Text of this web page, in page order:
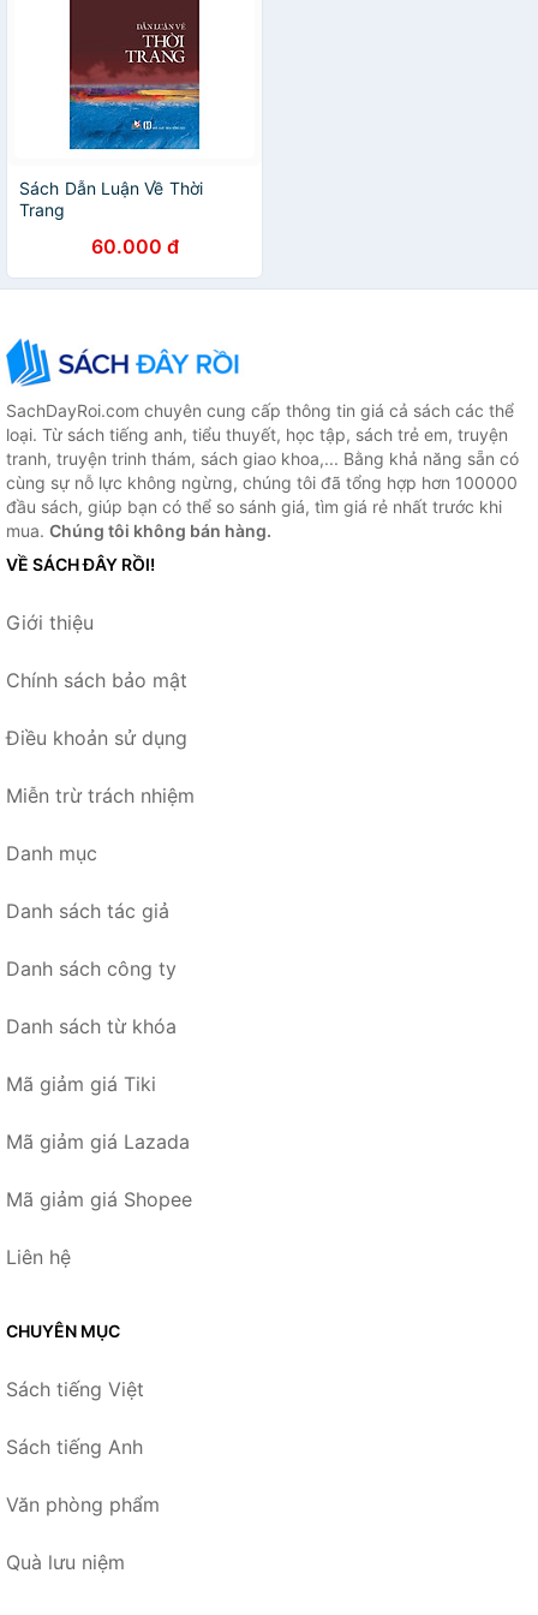
Sách Dẫn Luận Về Thời
Trang
60.000 đ
SachDayRoi.com chuyên cung cấp thông tin giá cả sách các thể
loại. Từ sách tiếng anh, tiểu thuyết, học tập, sách trẻ em, truyện
tranh, truyện trinh thám, sách giao khoa,... Bằng khả năng sẵn có
cùng sự nỗ lực không ngừng, chúng tôi đã tổng hợp hơn 100000
đầu sách, giúp bạn có thể so sánh giá, tìm giá rẻ nhất trước khi
mua. Chúng tôi không bán hàng.
VỀ SÁCH ĐÂY RỒI!
Giới thiệu
Chính sách bảo mật
Điều khoản sử dụng
Miễn trừ trách nhiệm
Danh mục
Danh sách tác giả
Danh sách công ty
Danh sách từ khóa
Mã giảm giá Tiki
Mã giảm giá Lazada
Mã giảm giá Shopee
Liên hệ
CHUYÊN MỤC
Sách tiếng Việt
Sách tiếng Anh
Văn phòng phẩm
Quà lưu niệm